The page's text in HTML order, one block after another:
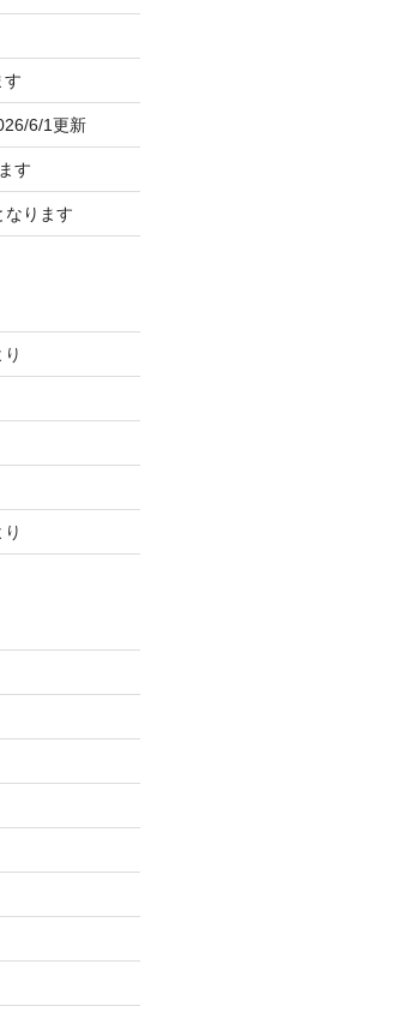
す
6/1更新
す
なります
り
り